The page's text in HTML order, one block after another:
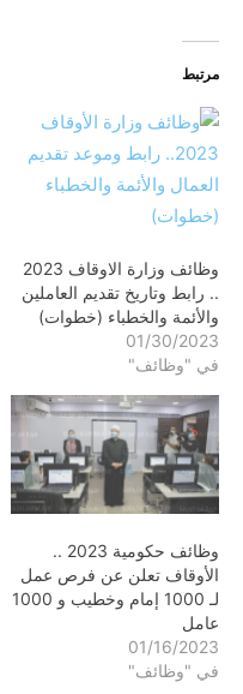
مرتبط
وظائف وزارة الاوقاف 2023
.. رابط وتاريخ تقديم العاملين
والأئمة والخطباء (خطوات)
01/30/2023
في "وظائف"
وظائف حكومية 2023 ..
الأوقاف تعلن عن فرص عمل
لـ 1000 إمام وخطيب و 1000
عامل
01/16/2023
في "وظائف"